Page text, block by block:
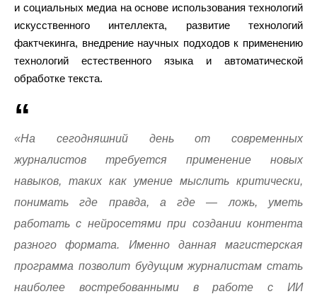
и социальных медиа на основе использования технологий
искусственного интеллекта, развитие технологий
фактчекинга, внедрение научных подходов к применению
технологий естественного языка и автоматической
обработке текста.
«На сегодняшний день от современных
журналистов требуется применение новых
навыков, таких как умение мыслить критически,
понимать где правда, а где — ложь, уметь
работать с нейросетями при создании контента
разного формата. Именно данная магистерская
программа позволит будущим журналистам стать
наиболее востребованными в работе с ИИ